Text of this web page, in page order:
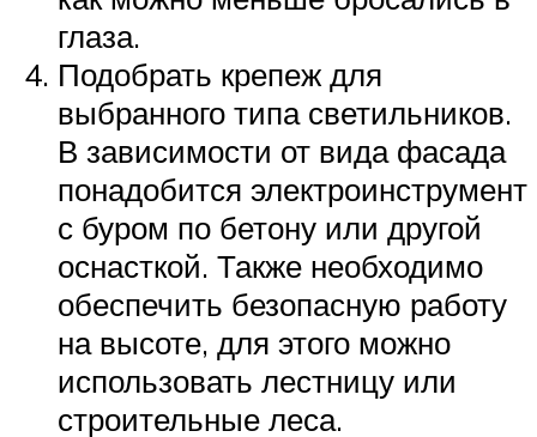
глаза.
Подобрать крепеж для
выбранного типа светильников.
В зависимости от вида фасада
понадобится электроинструмент
с буром по бетону или другой
оснасткой. Также необходимо
обеспечить безопасную работу
на высоте, для этого можно
использовать лестницу или
строительные леса.